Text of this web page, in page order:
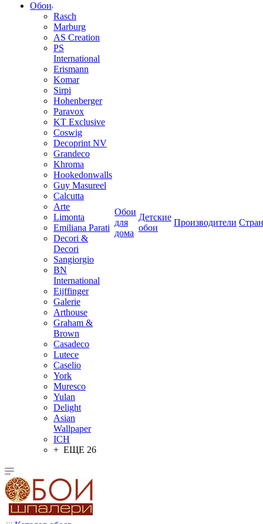
Обои
Rasch
Marburg
AS Creation
PS
International
Erismann
Komar
Sirpi
Hohenberger
Paravox
KT Exclusive
Coswig
Decoprint NV
Grandeco
Khroma
Hookedonwalls
Guy Masureel
Calcutta
Arte
Limonta
Emiliana Parati
Decori &
Decori
Sangiorgio
BN
International
Eijffinger
Galerie
Arthouse
Graham &
Brown
Casadeco
Lutece
Caselio
York
Muresco
Yulan
Delight
Asian
Wallpaper
ICH
+ ЕЩЕ 26
Обои
для
дома
Детские
обои
Производители